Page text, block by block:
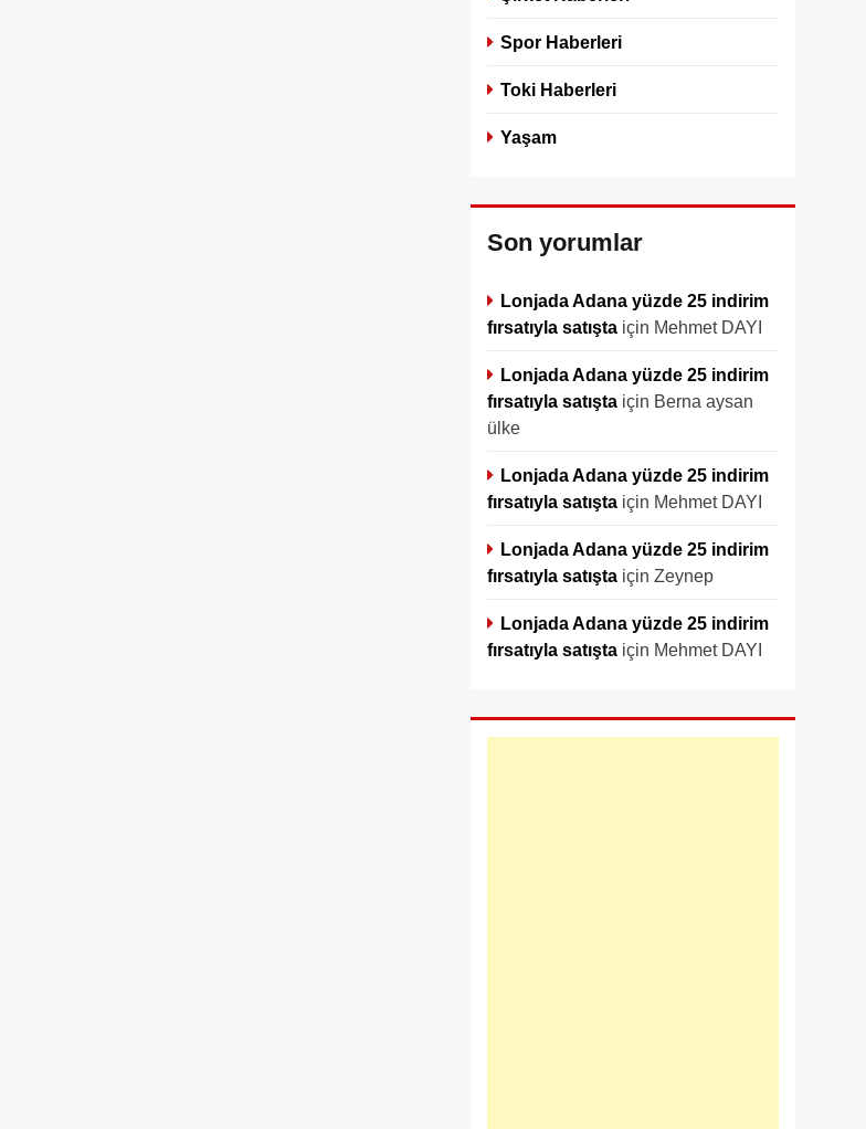
Spor Haberleri
Toki Haberleri
Yaşam
Son yorumlar
Lonjada Adana yüzde 25 indirim
fırsatıyla satışta için Mehmet DAYI
Lonjada Adana yüzde 25 indirim
fırsatıyla satışta için Berna aysan
ülke
Lonjada Adana yüzde 25 indirim
fırsatıyla satışta için Mehmet DAYI
Lonjada Adana yüzde 25 indirim
fırsatıyla satışta için Zeynep
Lonjada Adana yüzde 25 indirim
fırsatıyla satışta için Mehmet DAYI